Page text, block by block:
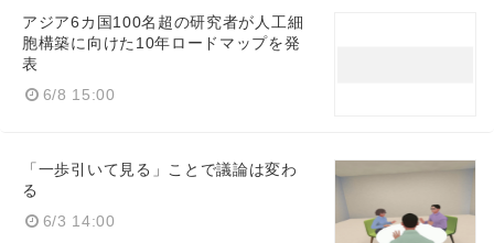
アジア6カ国100名超の研究者が人工細
胞構築に向けた10年ロードマップを発
表
6/8 15:00
「一歩引いて見る」ことで議論は変わ
る
6/3 14:00